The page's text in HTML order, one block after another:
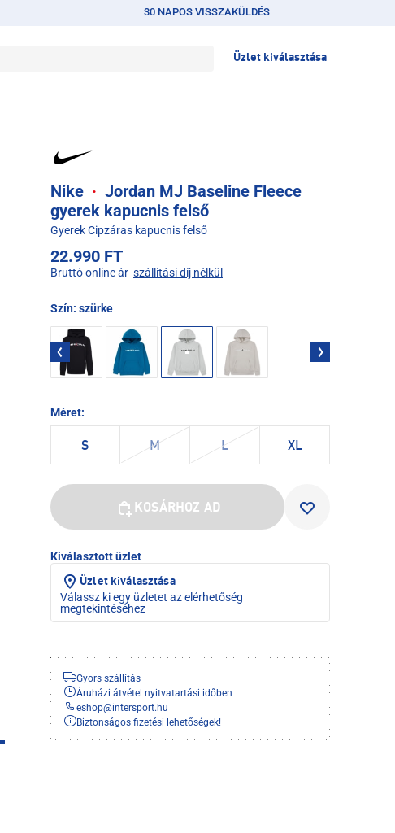
30 NAPOS VISSZAKÜLDÉS
Üzlet kiválasztása
Nike · Jordan MJ Baseline Fleece
gyerek kapucnis felső
Gyerek Cipzáras kapucnis felső
22.990 FT
Bruttó online ár szállítási díj nélkül
Szín: szürke
Méret:
S M L XL
KOSÁRHOZ AD
Kiválasztott üzlet
Üzlet kiválasztása
Válassz ki egy üzletet az elérhetőség
megtekintéséhez
Gyors szállítás
Áruházi átvétel nyitvatartási időben
eshop@intersport.hu
Biztonságos fizetési lehetőségek!